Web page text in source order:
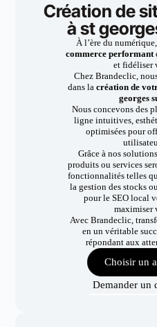
Création de
à st
À l’ère du
commerce performant
et fidéliser
Chez Brandeclic,
dans la création de
georges
Nous concevons des
ligne intuitives,
optimisées pour
Grâce à nos
produits ou services
fonctionnalités telles
la gestion des stocks
pour le SEO local
maximiser
Avec Brandeclic,
en un véritable
répondant aux
Choisir un
Demander un